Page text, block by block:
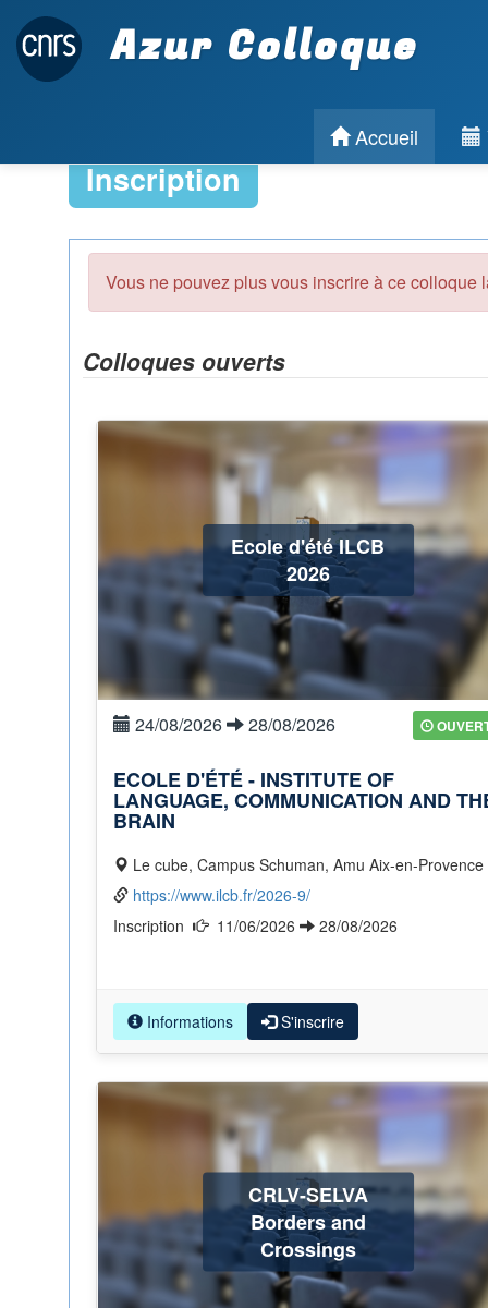
Azur Colloque
Accueil
Inscription
Vous ne pouvez plus vous inscrire à ce colloque
Colloques ouverts
Ecole d'été ILCB
2026
24/08/2026 28/08/2026
ECOLE D'ÉTÉ - INSTITUTE OF
LANGUAGE, COMMUNICATION AND
BRAIN
Le cube, Campus Schuman, Amu Aix-en-Provence
https://www.ilcb.fr/2026-9/
11/06/2026 28/08/2026
Informations S'inscrire
CRLV-SELVA
Borders and
Crossings